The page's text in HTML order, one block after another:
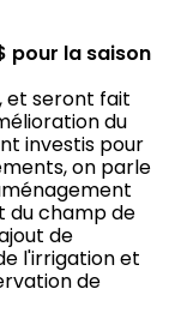
pour la saison
et seront fait
du
investis pour
on parle
du champ de
de
l'irrigation et
de